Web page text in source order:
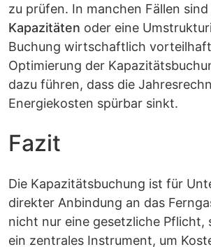
zu prüfen. In manchen Fällen sind
Kapazitäten oder eine
Buchung wirtschaftlich
Optimierung der
dazu führen, dass die
Energiekosten spürbar sinkt.
Fazit
Die Kapazitätsbuchung ist für
direkter Anbindung an das
nicht nur eine gesetzliche Pflicht,
ein zentrales Instrument, um